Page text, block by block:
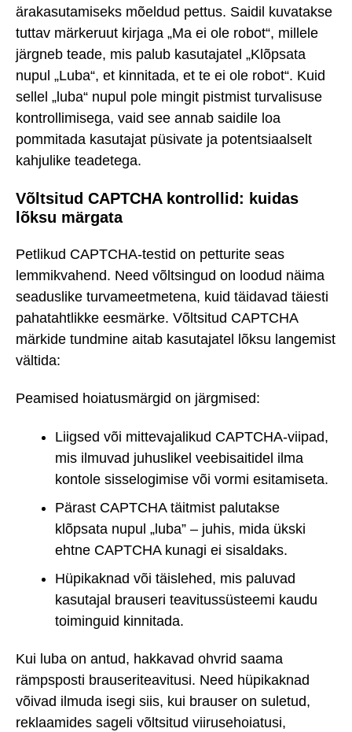
ärakasutamiseks mõeldud pettus. Saidil kuvatakse
tuttav märkeruut kirjaga „Ma ei ole robot“, millele
järgneb teade, mis palub kasutajatel „Klõpsata
nupul „Luba“, et kinnitada, et te ei ole robot“. Kuid
sellel „luba“ nupul pole mingit pistmist turvalisuse
kontrollimisega, vaid see annab saidile loa
pommitada kasutajat püsivate ja potentsiaalselt
kahjulike teadetega.
Võltsitud CAPTCHA kontrollid: kuidas
lõksu märgata
Petlikud CAPTCHA-testid on petturite seas
lemmikvahend. Need võltsingud on loodud näima
seaduslike turvameetmetena, kuid täidavad täiesti
pahatahtlikke eesmärke. Võltsitud CAPTCHA
märkide tundmine aitab kasutajatel lõksu langemist
vältida:
Peamised hoiatusmärgid on järgmised:
Liigsed või mittevajalikud CAPTCHA-viipad,
mis ilmuvad juhuslikel veebisaitidel ilma
kontole sisselogimise või vormi esitamiseta.
Pärast CAPTCHA täitmist palutakse
klõpsata nupul „luba” – juhis, mida ükski
ehtne CAPTCHA kunagi ei sisaldaks.
Hüpikaknad või täislehed, mis paluvad
kasutajal brauseri teavitussüsteemi kaudu
toiminguid kinnitada.
Kui luba on antud, hakkavad ohvrid saama
rämpsposti brauseriteavitusi. Need hüpikaknad
võivad ilmuda isegi siis, kui brauser on suletud,
reklaamides sageli võltsitud viirusehoiatusi,